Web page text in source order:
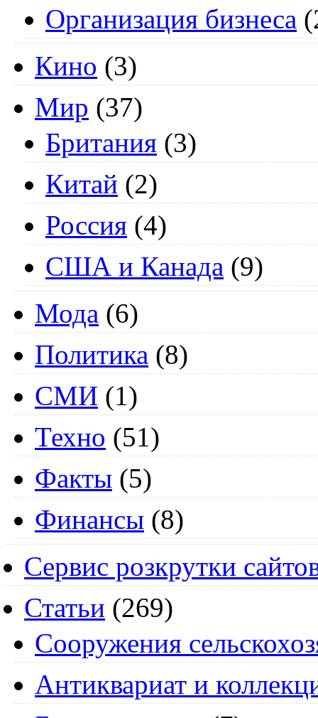
Организация бизнеса
Кино (3)
Мир (37)
Британия (3)
Китай (2)
Россия (4)
США и Канада (9)
Мода (6)
Политика (8)
СМИ (1)
Техно (51)
Факты (5)
Финансы (8)
Сервис розкрутки
Статьи (269)
Cооружения
Антиквариат и